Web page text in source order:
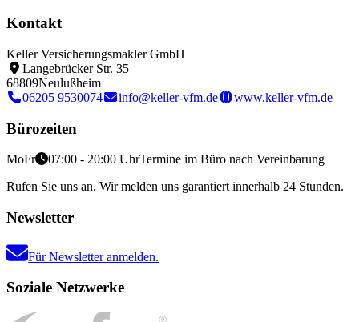
Kontakt
Keller Versicherungsmakler GmbH
Langebrücker Str. 35
68809Neulußheim
06205 9530074
info@keller-vfm.de www.keller-vfm.de
Bürozeiten
MoFr 07:00 - 20:00 UhrTermine im Büro nach Vereinbarung
Rufen Sie uns an. Wir melden uns garantiert innerhalb 24 Stunden.
Newsletter
Für Newsletter anmelden.
Soziale Netzwerke